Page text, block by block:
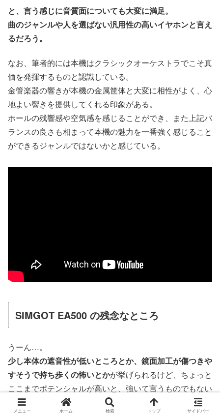
と、言う感じに音質面についても大変に満足。
曲のジャンルや人を選ばない汎用性の高いイヤホンと言え
るだろう。
なお、筆者的には本機はクラシックオーケストラでこそ真
価を発揮するものと認識している。
金管楽器の響きが本機の金属筐体と大変に相性がよく、心
地よい響きを提供してくれる印象がある。
ホールの残響感や空気感を感じることができ、また上記バ
ランスの良さも相まって本機の魅力を一番強く感じること
ができるジャンルではないかと感じている。
SIMGOT EA500 の残念なところ
うーん…。
少し本体の遮音性が低いところとか、鏡面加工が傷つきや
すそうで持ち歩くの怖いとかが挙げられるけど、ちょっと
ここまでポテンシャルが高いと、強いて言うものでもない
ような…。
メニュー ホーム 検索 トップ サイドバー